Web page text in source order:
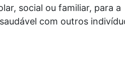
social ou familiar, para a
com outros